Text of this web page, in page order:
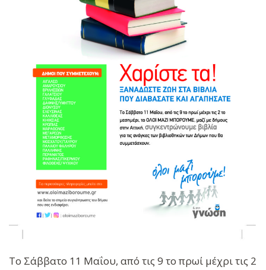
Το Σάββατο 11 Μαΐου, από τις 9 το πρωί μέχρι τις 2